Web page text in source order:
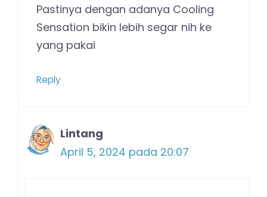
Pastinya dengan adanya Cooling
Sensation bikin lebih segar nih ke
yang pakai
Reply
Lintang
April 5, 2024 pada 20:07